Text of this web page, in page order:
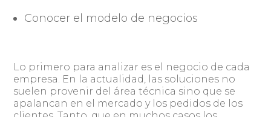
Conocer el modelo de negocios
Lo primero para analizar es el negocio de cada
empresa. En la actualidad, las soluciones no
suelen provenir del área técnica sino que se
apalancan en el mercado y los pedidos de los